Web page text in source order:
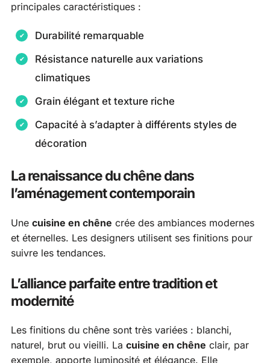
principales caractéristiques :
Durabilité remarquable
Résistance naturelle aux variations
climatiques
Grain élégant et texture riche
Capacité à s’adapter à différents styles de
décoration
La renaissance du chêne dans
l’aménagement contemporain
Une cuisine en chêne crée des ambiances modernes
et éternelles. Les designers utilisent ses finitions pour
suivre les tendances.
L’alliance parfaite entre tradition et
modernité
Les finitions du chêne sont très variées : blanchi,
naturel, brut ou vieilli. La cuisine en chêne clair, par
exemple, apporte luminosité et élégance. Elle